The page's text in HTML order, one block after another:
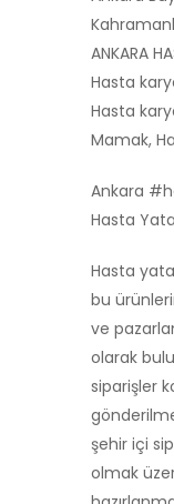
ANKARA
Hasta
Hasta
Mamak,
Ankara
Hasta
Hasta
bu
ve
olarak
siparişler
şehir içi
olmak